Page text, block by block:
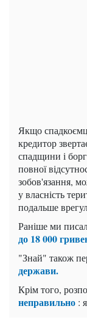
Якщо
кредитор
спадщини і борг
повної
зобов'язання,
у власність
подальше
Раніше ми
до 18 000
"Знай" також
держави.
Крім того,
неправильно :